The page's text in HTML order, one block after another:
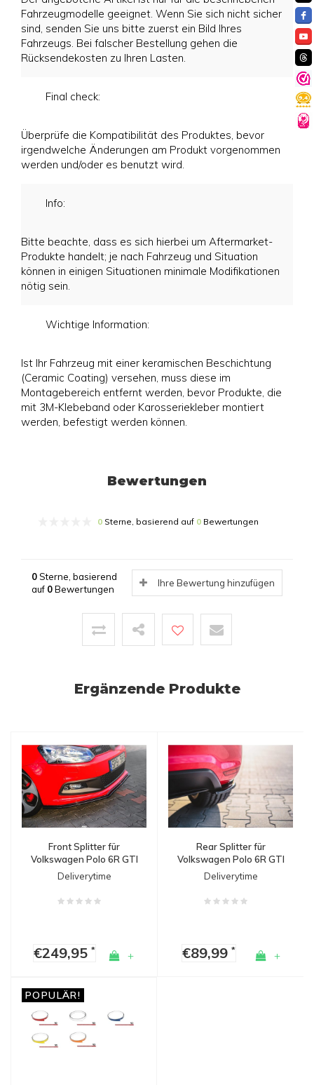
Fahrzeugmodelle geeignet. Wenn Sie sich nicht sicher
sind, senden Sie uns bitte zuerst ein Bild Ihres
Fahrzeugs. Bei falscher Bestellung gehen die
Rücksendekosten zu Ihren Lasten.
Final check:
Überprüfe die Kompatibilität des Produktes, bevor
irgendwelche Änderungen am Produkt vorgenommen
werden und/oder es benutzt wird.
Info:
Bitte beachte, dass es sich hierbei um Aftermarket-
Produkte handelt; je nach Fahrzeug und Situation
können in einigen Situationen minimale Modifikationen
nötig sein.
Wichtige Information:
Ist Ihr Fahrzeug mit einer keramischen Beschichtung
(Ceramic Coating) versehen, muss diese im
Montagebereich entfernt werden, bevor Produkte, die
mit 3M-Klebeband oder Karosseriekleber montiert
werden, befestigt werden können.
Bewertungen
0 Sterne, basierend auf 0 Bewertungen
0Sterne, basierend
auf 0Bewertungen
Ihre Bewertung hinzufügen
Ergänzende Produkte
Front Splitter für
Volkswagen Polo 6R GTI
Deliverytime
€249,95 * +
Rear Splitter für
Volkswagen Polo 6R GTI
Deliverytime
€89,99 * +
POPULÄR!